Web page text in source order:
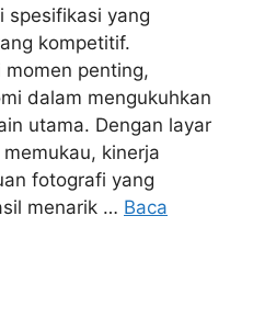
spesifikasi yang
kompetitif.
momen penting,
dalam mengukuhkan
utama. Dengan layar
kinerja
fotografi yang
menarik … Baca